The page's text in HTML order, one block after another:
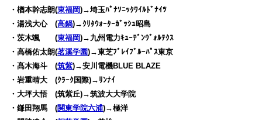
・楢本幹志朗(東福岡)→埼玉ﾊﾟﾅｿﾆｯｸﾜｲﾙﾄﾞﾅｲﾂ
・湯浅大心 (高鍋)→ｸﾘﾀｳｫｰﾀｰｶﾞｯｼｭ昭島
・茨木颯 (東福岡)→九州電力ｷｭｰﾃﾞﾝｳﾞｫﾙﾃｸｽ
・高橋佑太朗(茗溪学園)→東芝ﾌﾞﾚｲﾌﾞﾙｰﾊﾟｽ東京
・髙木海斗 (筑紫)→安川電機BLUE BLAZE
・岩重晴大 (ｸﾗｰｸ国際)→ﾘﾝﾅｲ
・大坪大悟 (筑紫丘)→筑波大大学院
・鎌田翔馬 (関東学院六浦)→極洋